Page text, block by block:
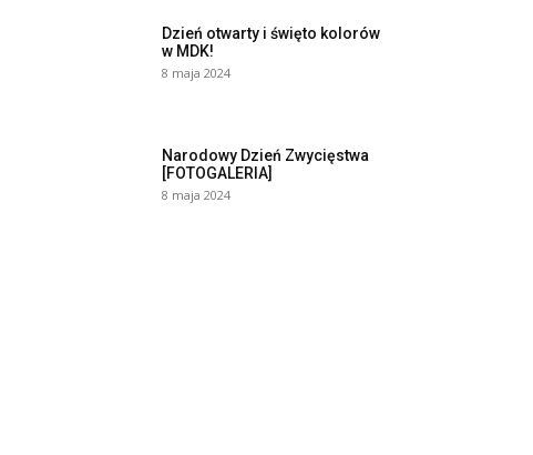
Dzień otwarty i święto kolorów
w MDK!
8 maja 2024
Narodowy Dzień Zwycięstwa
[FOTOGALERIA]
8 maja 2024